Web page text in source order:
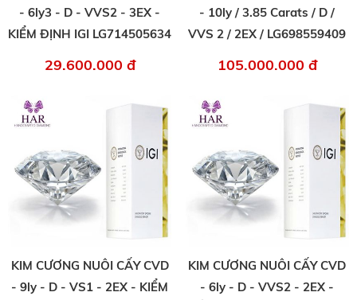
- 6ly3 - D - VVS2 - 3EX -
KIỂM ĐỊNH IGI LG714505634
29.600.000 đ
- 10ly / 3.85 Carats / D /
VVS 2 / 2EX / LG698559409
105.000.000 đ
KIM CƯƠNG NUÔI CẤY CVD
- 9ly - D - VS1 - 2EX - KIỂM
KIM CƯƠNG NUÔI CẤY CVD
- 6ly - D - VVS2 - 2EX -